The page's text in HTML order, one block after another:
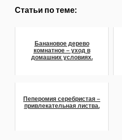
Статьи по теме:
Банановое дерево
комнатное – уход в
домашних условиях.
Пеперомия серебристая –
привлекательная листва.